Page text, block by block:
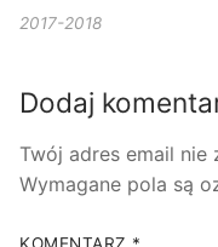
2017-2018
Dodaj
Twój adres email nie
Wymagane pola są
KOMENTARZ *